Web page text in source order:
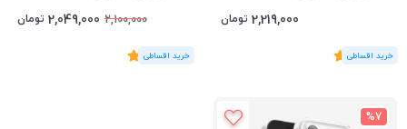
2,219,000 تومان
(1رای)
5
2,100,000
2,049,000 تومان
(2 رای)
5
%7